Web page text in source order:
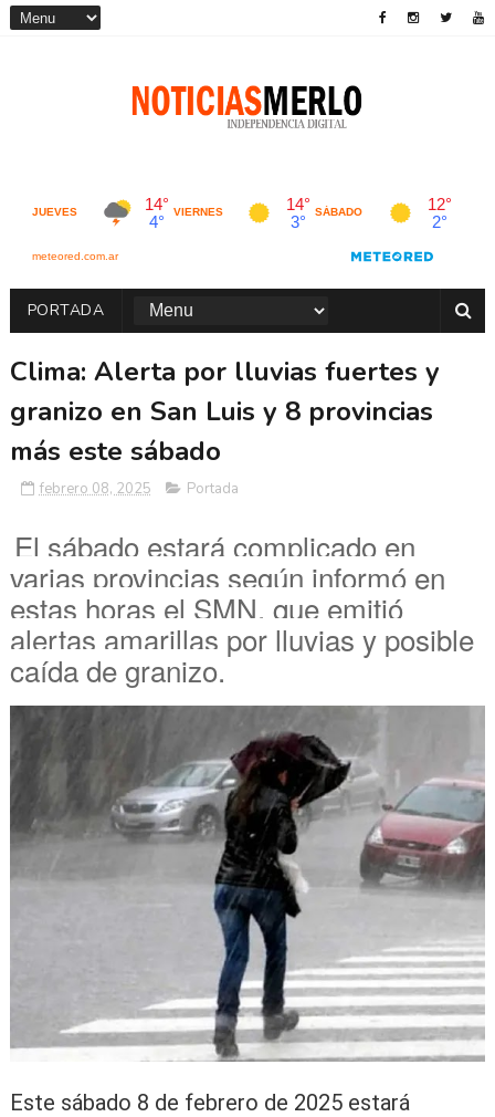
PORTADA
Clima: Alerta por lluvias fuertes y
granizo en San Luis y 8 provincias
más este sábado
febrero 08, 2025 Portada
El sábado estará complicado en
varias provincias según informó en
estas horas el SMN, que emitió
alertas amarillas por lluvias y posible
caída de granizo.
Este sábado 8 de febrero de 2025 estará